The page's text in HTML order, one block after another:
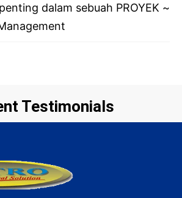
dalam sebuah PROYEK ~
Testimonials